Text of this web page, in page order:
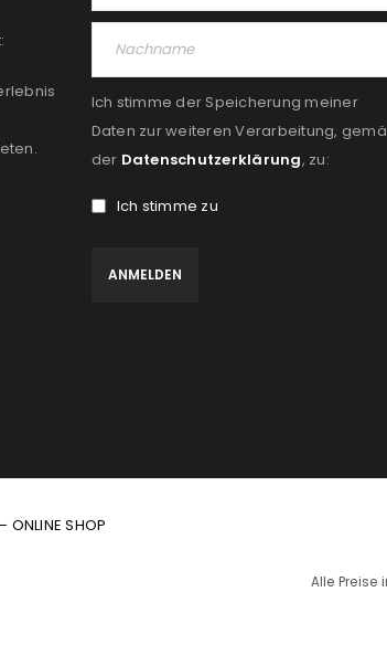
Ich stimme der Speicherung meiner
Daten zur weiteren Verarbeitung,
der Datenschutzerklärung, zu:
Ich stimme zu
ONLINE SHOP
Alle Preise